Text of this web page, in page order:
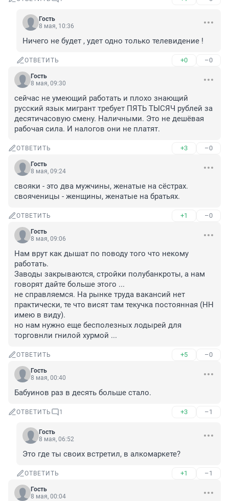
Гость
8 мая, 10:36
Ничего не будет , удет одно только телевидение !
ОТВЕТИТЬ +0 –0
Гость
8 мая, 09:30
сейчас не умеющий работать и плохо знающий
русский язык мигрант требует ПЯТЬ ТЫСЯЧ рублей за
десятичасовую смену. Наличными. Это не дешёвая
рабочая сила. И налогов они не платят.
ОТВЕТИТЬ +3 –0
Гость
8 мая, 09:24
свояки - это два мужчины, женатые на сёстрах.
свояченицы - женщины, женатые на братьях.
ОТВЕТИТЬ +1 –0
Гость
8 мая, 09:06
Нам врут как дышат по поводу того что некому
работать.
Заводы закрываются, стройки полубанкроты, а нам
говорят дайте больше этого ...
не справляемся. На рынке труда вакансий нет
практически, те что висят там текучка постоянная (НН
имею в виду).
но нам нужно еще бесполезных лодырей для
торговнли гнилой хурмой ...
ОТВЕТИТЬ +5 –0
Гость
8 мая, 00:40
Бабуинов раз в десять больше стало.
ОТВЕТИТЬ 1 +3 –1
Гость
8 мая, 06:52
Это где ты своих встретил, в алкомаркете?
ОТВЕТИТЬ +1 –1
Гость
8 мая, 00:04